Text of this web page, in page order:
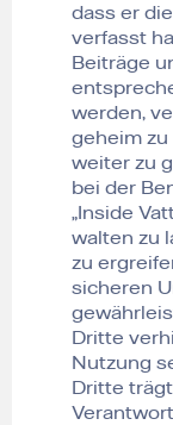
dass er
verfasst
Beiträge
werden,
geheim
weiter zu
bei der
„Inside
walten zu
zu
sicheren
Dritte
Nutzung
Dritte